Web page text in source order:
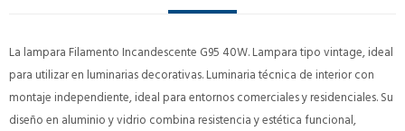
La lampara Filamento Incandescente G95 40W. Lampara tipo vintage, ideal
para utilizar en luminarias decorativas. Luminaria técnica de interior con
montaje independiente, ideal para entornos comerciales y residenciales. Su
diseño en aluminio y vidrio combina resistencia y estética funcional,